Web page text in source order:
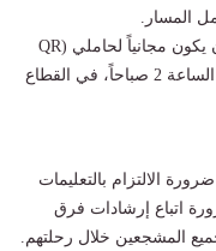
​أما بخصوص التشغيل الاستثنائي، فقد تقرر أن يكون مجانياً لحاملي (QR
Code) فقط، وذلك من الساعة 2 ظهراً وحتى الساعة 2 صباحاً، في القطاع
الالتزام بالتعليمات
اتباع إرشادات فرق
المشجعين خلال رحلتهم.